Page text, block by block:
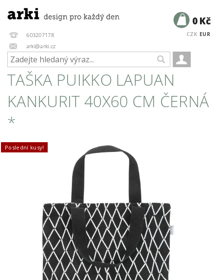
603207178
arki@arki.cz
CZK EUR
0 Kč
TAŠKA PUIKKO LAPUAN
KANKURIT 40X60 CM ČERNÁ
*
Poslední kusy!